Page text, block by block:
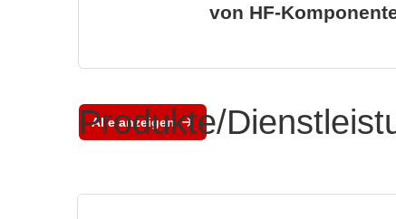
von HF-
Alle anzeigen
Produkte/